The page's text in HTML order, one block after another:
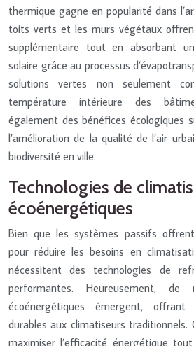
thermique gagne en popularité dans
toits verts et les murs végétaux
supplémentaire tout en absorbant
solaire grâce au processus
solutions vertes non seulement
température intérieure des
également des bénéfices écologiques
l’amélioration de la qualité de l’air
biodiversité en ville.
Technologies de
écoénergétiques
Bien que les systèmes passifs offrent
pour réduire les besoins en
nécessitent des technologies de
performantes. Heureusement, de
écoénergétiques émergent,
durables aux climatiseurs traditionnels.
maximiser l’efficacité énergétique